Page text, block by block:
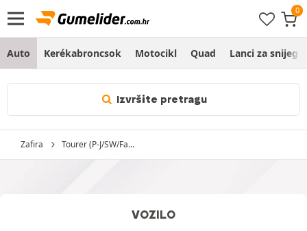
Auto Kerékabroncsok Motocikl Quad Lanci za snijeg
Izvršite pretragu
Zafira Tourer (P-J/SW/Fa...
VOZILO